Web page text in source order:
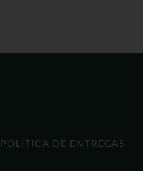
POLÍTICA DE ENTREGAS